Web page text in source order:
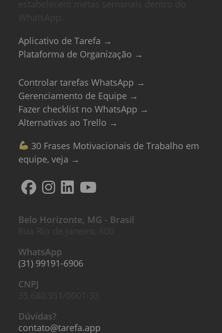
Aplicativo de Tarefa →
Plataforma de Organização →
Controlar tarefas WhatsApp →
Gerenciamento de Equipe →
Fazer checklist no WhatsApp →
Alternativas ao Trello →
30 Frases Motivacionais de Trabalho em
equipe, veja →
Belo Horizonte, MG - Brasil
WhatsApp
(31) 99191-6906
CNPJ
Dúvidas?
contato@tarefa.app